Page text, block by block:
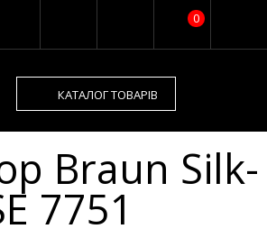
0
КАТАЛОГ ТОВАРІВ
Braun Silk-
7751